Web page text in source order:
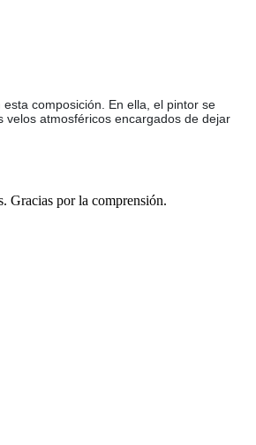
composición. En ella, el pintor se
atmosféricos encargados de dejar
Gracias por la comprensión.